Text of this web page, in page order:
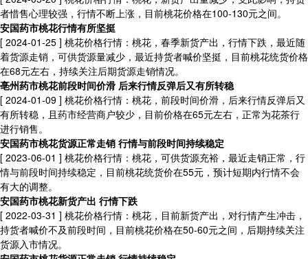
者惜售心理较强，行情不断上涨，目前桃花价格在100-130元之间。
安国药市桃花行情有所坚挺
[ 2024-01-25 ] 桃花价格行情：桃花，春季新货产出，行情下跌，最近随
着货源走销，可供货源量减少，最近持货者喊价坚挺，目前桃花统货价格
在68元左右，持续关注后期货源走销情况。
亳州药市桃花前段时间价滑 后来行情反弹后又有所转稳
[ 2024-01-09 ] 桃花价格行情：桃花，前段时间价滑，后来行情反弹后又
有所转稳，且药市经营商户较少，目前价格在65元左右，正常为花茶行
进行销售。
安国药市桃花货源正常走销 行情与前段时间持续稳定
[ 2023-06-01 ] 桃花价格行情：桃花，可供货源充裕，最近走销正常，行
情与前段时间持续稳定，目前桃花统货价在55元，预计短期内行情不会
有大的调整。
安国药市桃花新货产出 行情下跌
[ 2022-03-31 ] 桃花价格行情：桃花，目前新货产出，对行情产生冲击，
持货者喊价不及前段时间，目前桃花价格在50-60元之间，后期持续关注
货源入市情况。